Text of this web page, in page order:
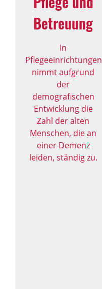
Betreuung
In
Pflegeeinrichtungen
nimmt aufgrund
der
demograﬁschen
Entwicklung die
Zahl der alten
Menschen, die an
einer Demenz
leiden, ständig zu.